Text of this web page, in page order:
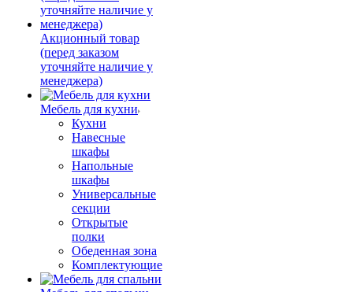
Акционный товар
(перед заказом
уточняйте наличие у
менеджера)
Мебель для кухни
Кухни
Навесные
шкафы
Напольные
шкафы
Универсальные
секции
Открытые
полки
Обеденная зона
Комплектующие